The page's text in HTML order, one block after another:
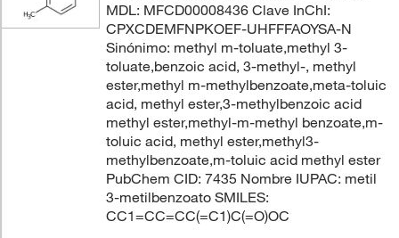
MDL: MFCD00008436 Clave InChI:
CPXCDEMFNPKOEF-UHFFFAOYSA-N
Sinónimo: methyl m-toluate,methyl 3-
toluate,benzoic acid, 3-methyl-, methyl
ester,methyl m-methylbenzoate,meta-toluic
acid, methyl ester,3-methylbenzoic acid
methyl ester,methyl-m-methyl benzoate,m-
toluic acid, methyl ester,methyl3-
methylbenzoate,m-toluic acid methyl ester
PubChem CID: 7435 Nombre IUPAC: metil
3-metilbenzoato SMILES:
CC1=CC=CC(=C1)C(=O)OC